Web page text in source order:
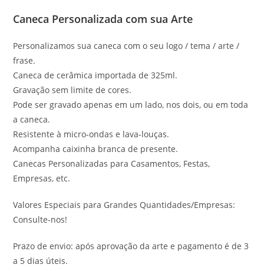
Caneca Personalizada com sua Arte
Personalizamos sua caneca com o seu logo / tema / arte /
frase.
Caneca de cerâmica importada de 325ml.
Gravação sem limite de cores.
Pode ser gravado apenas em um lado, nos dois, ou em toda
a caneca.
Resistente à micro-ondas e lava-louças.
Acompanha caixinha branca de presente.
Canecas Personalizadas para Casamentos, Festas,
Empresas, etc.
Valores Especiais para Grandes Quantidades/Empresas:
Consulte-nos!
Prazo de envio: após aprovação da arte e pagamento é de 3
a 5 dias úteis.